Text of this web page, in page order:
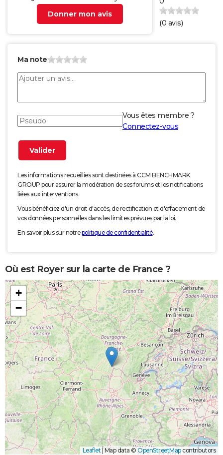
Donner mon avis
(0 avis)
Ma note
Vous êtes membre ?
Connectez-vous
Les informations recueillies sont destinées à CCM BENCHMARK
GROUP pour assurer la modération de ses forums et les notifications
liées aux interventions.
Vous bénéficiez d'un droit d'accès, de rectification et d'effacement de
vos données personnelles dans les limites prévues par la loi.
En savoir plus sur notrepolitique de confidentialité.
Où est Royer sur la carte de France ?
+
−
Leaflet|Map data ©OpenStreetMapcontributors